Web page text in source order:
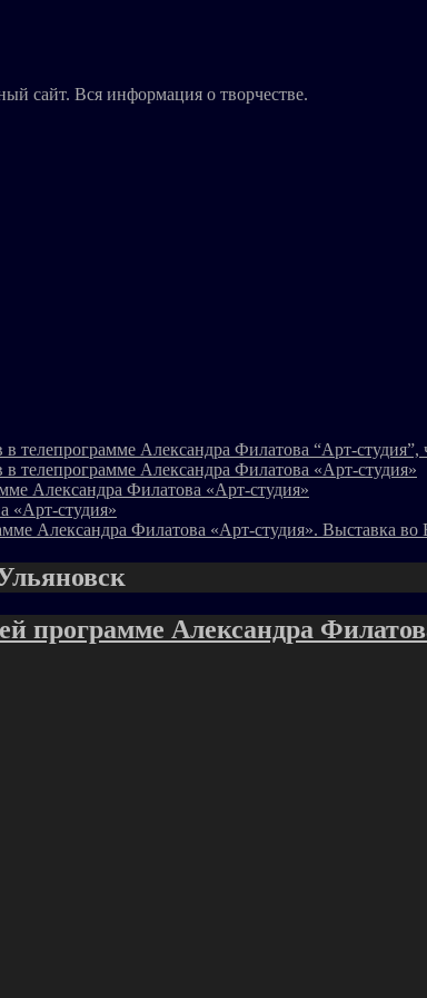
сайт. Вся информация о творчестве.
телепрограмме Александра Филатова “Арт-студия”,
телепрограмме Александра Филатова «Арт-студия»
Александра Филатова «Арт-студия»
«Арт-студия»
Александра Филатова «Арт-студия». Выставка во
программе Александра